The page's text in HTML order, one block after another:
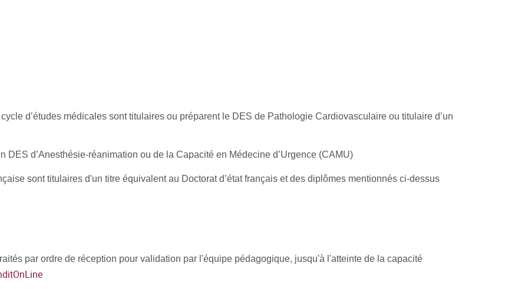
différents outils informatiques seront proposés pour permettre :
salle de cours et des temps dédiés à la formation.
DE LA FORMATION ET D’EN APPRÉCIER LES RÉSULTATS
feuille de présence par demi-journée de formation en présentiel et le Responsable de la Formation émet
de satisfaction en ligne, à chaud. Celui-ci est analysé et le bilan est remonté au conseil
d’études médicales sont titulaires ou préparent le DES de Pathologie Cardiovasculaire ou titulaire d’un
DES d’Anesthésie-réanimation ou de la Capacité en Médecine d’Urgence (CAMU)
sont titulaires d'un titre équivalent au Doctorat d’état français et des diplômes mentionnés ci-dessus
par ordre de réception pour validation par l'équipe pédagogique, jusqu'à l'atteinte de la capacité